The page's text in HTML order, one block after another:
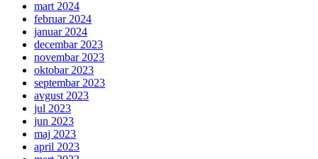
mart 2024
februar 2024
januar 2024
decembar 2023
novembar 2023
oktobar 2023
septembar 2023
avgust 2023
jul 2023
jun 2023
maj 2023
april 2023